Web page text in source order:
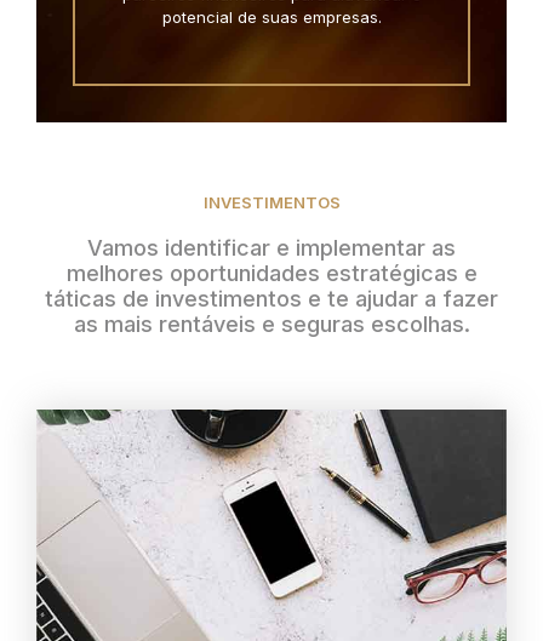
potencial de suas empresas.
INVESTIMENTOS
Vamos identificar e implementar as
melhores oportunidades estratégicas e
táticas de investimentos e te ajudar a fazer
as mais rentáveis e seguras escolhas.